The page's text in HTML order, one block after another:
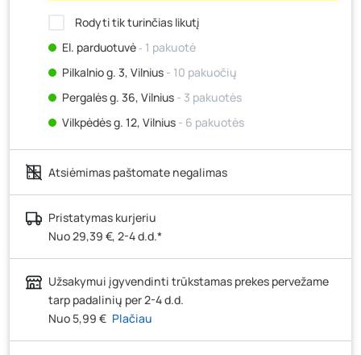
Rodyti tik turinčias likutį
El. parduotuvė‐ 1 pakuotė
Pilkalnio g. 3, Vilnius - 10 pakuočių
Pergalės g. 36, Vilnius - 3 pakuotės
Vilkpėdės g. 12, Vilnius - 6 pakuotės
Ateities g. 15, Vilnius- 10 pakuočių
Kauno r., Narsiečių k., Vytauto g. 183, Kaunas
pakuotės
Šilutės pl. 83A, Klaipėda
Pramonės g. 7, Šiauliai
Santaikos g. 26B, Alytus - 1 pakuotė
J. Basanavičiaus g. 6, Utena
Novočėbės k. 3, Kėdainiai- 1 pakuotė
Atsiėmimas paštomate negalimas
Pristatymas kurjeriu
Nuo 29,39 €, 2-4 d.d.*
Užsakymui įgyvendinti trūkstamas prekes pervežame
tarp padalinių per 2-4 d.d.
Nuo 5,99 € Plačiau